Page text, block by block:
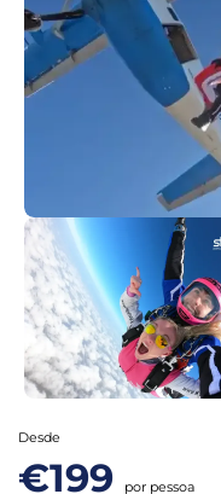
Desde
€199 por pessoa